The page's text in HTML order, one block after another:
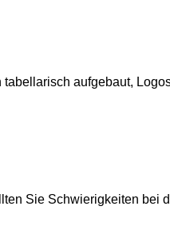
aufgebaut,
Sie Schwierigkeiten bei